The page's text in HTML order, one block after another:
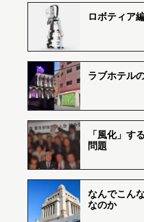
ロボティア
ラブホテル
「風化」す
問題
なんでこん
なのか